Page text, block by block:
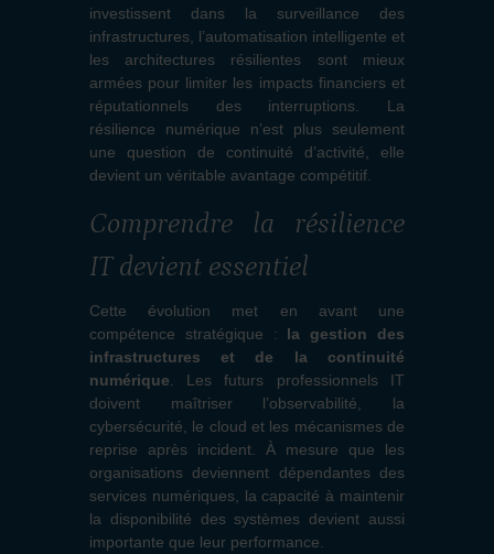
investissent dans la surveillance des
infrastructures, l’automatisation intelligente et
les architectures résilientes sont mieux
armées pour limiter les impacts financiers et
réputationnels des interruptions. La
résilience numérique n’est plus seulement
une question de continuité d’activité, elle
devient un véritable avantage compétitif.
Comprendre la résilience
IT devient essentiel
Cette évolution met en avant une
compétence stratégique : la gestion des
infrastructures et de la continuité
numérique . Les futurs professionnels IT
doivent maîtriser l’observabilité, la
cybersécurité, le cloud et les mécanismes de
reprise après incident. À mesure que les
organisations deviennent dépendantes des
services numériques, la capacité à maintenir
la disponibilité des systèmes devient aussi
importante que leur performance.